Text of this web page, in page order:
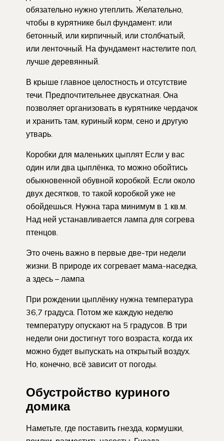
обязательно нужно утеплить. Желательно,
чтобы в курятнике был фундамент: или
бетонный, или кирпичный, или столбчатый,
или ленточный. На фундамент настелите пол,
лучше деревянный.
В крыше главное целостность и отсутствие
течи. Предпочтительнее двускатная. Она
позволяет организовать в курятнике чердачок
и хранить там, куриный корм, сено и другую
утварь.
Коробки для маленьких цыплят Если у вас
один или два цыплёнка, то можно обойтись
обыкновенной обувной коробкой. Если около
двух десятков, то такой коробкой уже не
обойдешься. Нужна тара минимум в 1 кв.м.
Над ней устанавливается лампа для согрева
птенцов.
Это очень важно в первые две-три недели
жизни. В природе их согревает мама-наседка,
а здесь – лампа
При рождении цыплёнку нужна температура
36,7 градуса. Потом же каждую неделю
температуру опускают на 5 градусов. В три
недели они достигнут того возраста, когда их
можно будет выпускать на открытый воздух.
Но, конечно, всё зависит от погоды.
Обустройство куриного
домика
Наметьте, где поставить гнезда, кормушки,